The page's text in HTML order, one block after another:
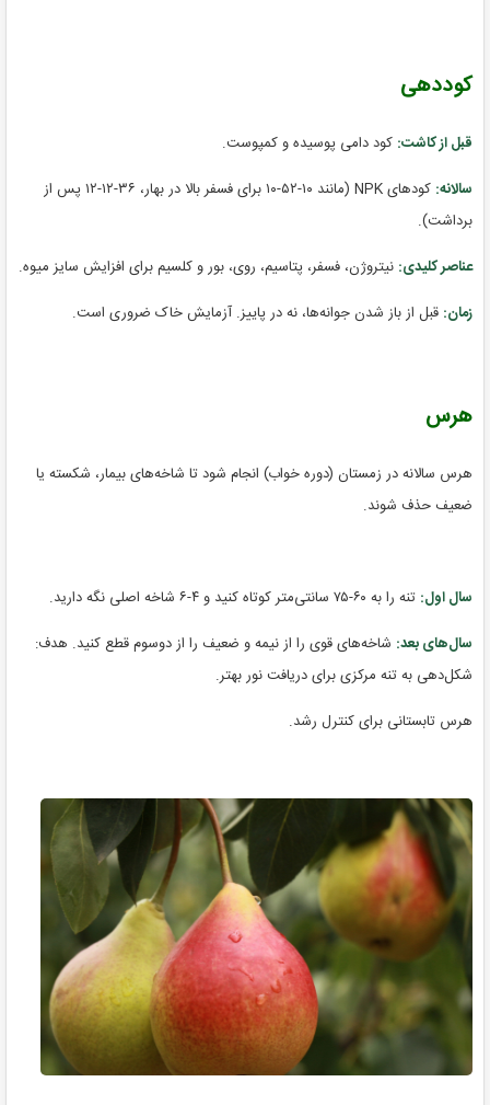
کوددهی
قبل از کاشت: کود دامی پوسیده و کمپوست.
سالانه:
کودهای NPK (مانند ۱۰-۵۲-۱۰ برای فسفر بالا در بهار، ۳۶-۱۲-۱۲ پس از
برداشت).
عناصر کلیدی: نیتروژن، فسفر، پتاسیم، روی، بور و کلسیم برای افزایش سایز میوه.
زمان: قبل از باز شدن جوانه‌ها، نه در پاییز. آزمایش خاک ضروری است.
هرس
هرس سالانه در زمستان (دوره خواب) انجام شود تا شاخه‌های بیمار، شکسته یا
ضعیف حذف شوند.
سال اول: تنه را به ۶۰-۷۵ سانتی‌متر کوتاه کنید و ۴-۶ شاخه اصلی نگه دارید.
سال‌های بعد: شاخه‌های قوی را از نیمه و ضعیف را از دوسوم قطع کنید. هدف:
شکل‌دهی به تنه مرکزی برای دریافت نور بهتر.
هرس تابستانی برای کنترل رشد.